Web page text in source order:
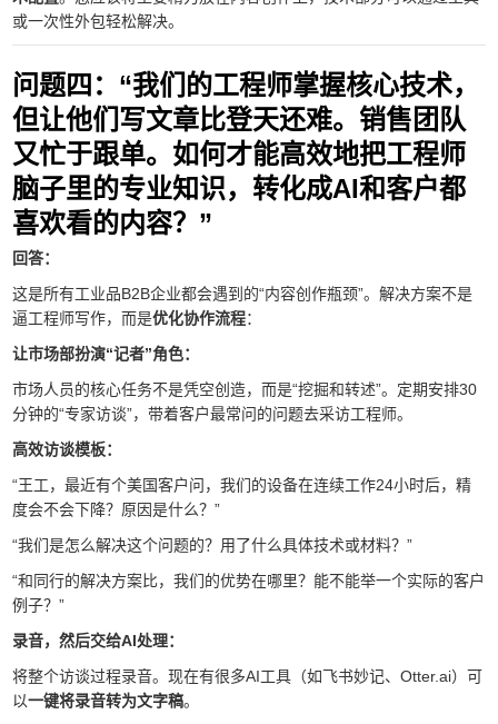
或一次性外包轻松解决。
问题四：“我们的工程师掌握核心技术，
但让他们写文章比登天还难。销售团队
又忙于跟单。如何才能高效地把工程师
脑子里的专业知识，转化成AI和客户都
喜欢看的内容？”
回答：
这是所有工业品B2B企业都会遇到的“内容创作瓶颈”。解决方案不是
逼工程师写作，而是优化协作流程：
让市场部扮演“记者”角色：
市场人员的核心任务不是凭空创造，而是“挖掘和转述”。定期安排30
分钟的“专家访谈”，带着客户最常问的问题去采访工程师。
高效访谈模板：
“王工，最近有个美国客户问，我们的设备在连续工作24小时后，精
度会不会下降？原因是什么？”
“我们是怎么解决这个问题的？用了什么具体技术或材料？”
“和同行的解决方案比，我们的优势在哪里？能不能举一个实际的客户
例子？”
录音，然后交给AI处理：
将整个访谈过程录音。现在有很多AI工具（如飞书妙记、Otter.ai）可
以一键将录音转为文字稿。